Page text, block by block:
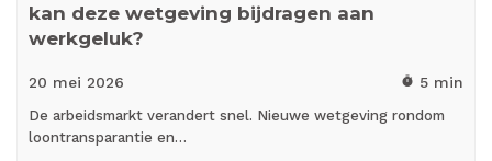
kan deze wetgeving bijdragen aan
werkgeluk?
20 mei 2026 timer 5 min
De arbeidsmarkt verandert snel. Nieuwe wetgeving rondom
loontransparantie en…